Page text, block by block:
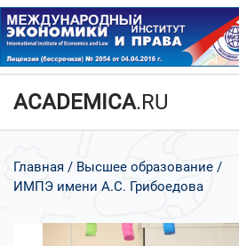
ACADEMICA.RU
Главная
Высшее образование
ИМПЭ имени А.С. Грибоедова
Да Нет